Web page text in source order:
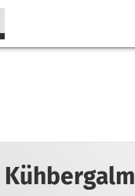
Kühbergalm